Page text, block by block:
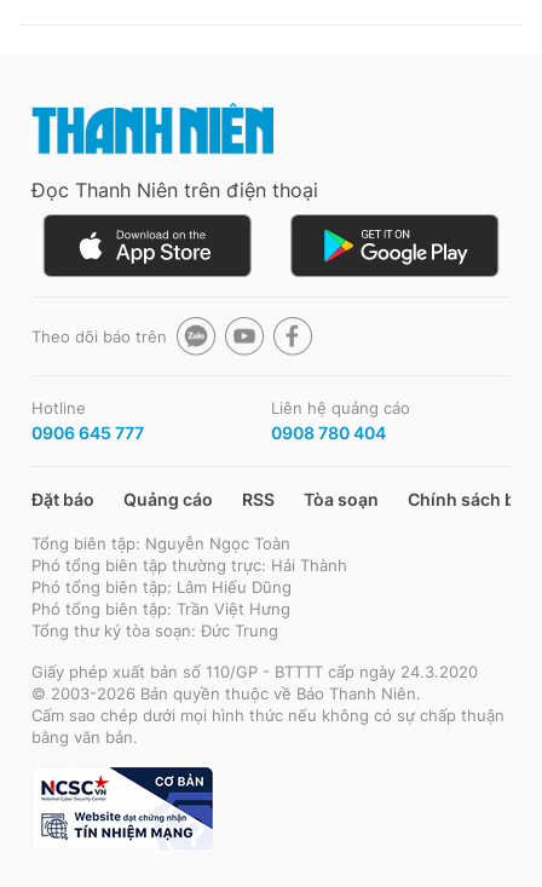
Đọc Thanh Niên trên điện thoại
Theo dõi báo trên
Hotline
0906 645 777
Liên hệ quảng cáo
0908 780 404
Đặt báo Quảng cáo RSS Tòa soạn Chính sách bảo
Tổng biên tập: Nguyễn Ngọc Toàn
Phó tổng biên tập thường trực: Hải Thành
Phó tổng biên tập: Lâm Hiếu Dũng
Phó tổng biên tập: Trần Việt Hưng
Tổng thư ký tòa soạn: Đức Trung
Giấy phép xuất bản số 110/GP - BTTTT cấp ngày 24.3.2020
© 2003-2026 Bản quyền thuộc về Báo Thanh Niên.
Cấm sao chép dưới mọi hình thức nếu không có sự chấp thuận
bằng văn bản.